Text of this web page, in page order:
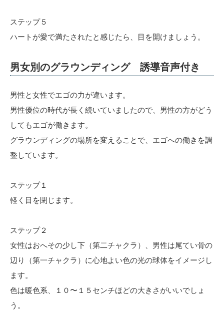
ステップ５
ハートが愛で満たされたと感じたら、目を開けましょう。
男女別のグラウンディング 誘導音声付き
男性と女性でエゴの力が違います。
男性優位の時代が長く続いていましたので、男性の方がどう
してもエゴが働きます。
グラウンディングの場所を変えることで、エゴへの働きを調
整しています。
ステップ１
軽く目を閉じます。
ステップ２
女性はおへその少し下（第二チャクラ）、男性は尾てい骨の
辺り（第一チャクラ）に心地よい色の光の球体をイメージし
ます。
色は暖色系、１０〜１５センチほどの大きさがいいでしょ
う。